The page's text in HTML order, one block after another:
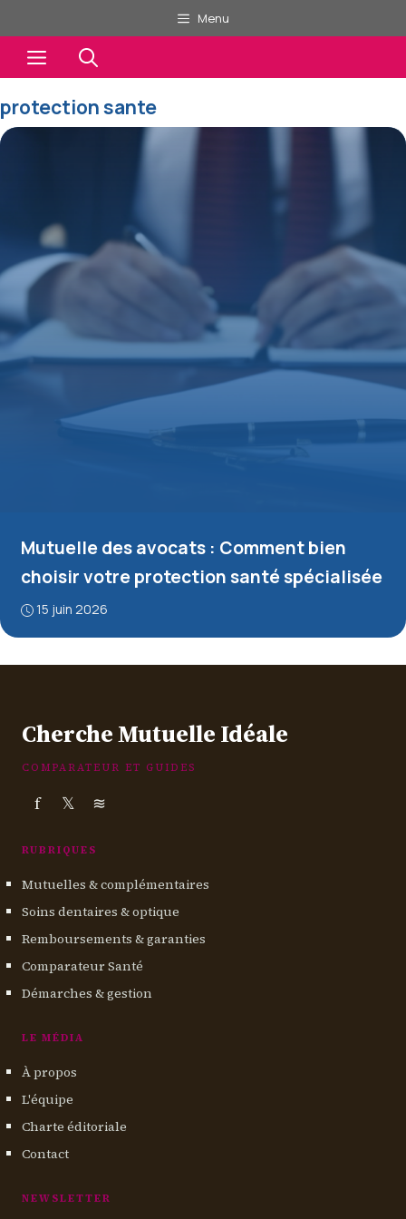
au
contenu
Menu
Menu
protection sante
Mutuelle des avocats : Comment bien
choisir votre protection santé spécialisée
15 juin 2026
Cherche Mutuelle Idéale
COMPARATEUR ET GUIDES
f 𝕏 ≋
RUBRIQUES
Mutuelles & complémentaires
Soins dentaires & optique
Remboursements & garanties
Comparateur Santé
Démarches & gestion
LE MÉDIA
À propos
L'équipe
Charte éditoriale
Contact
NEWSLETTER